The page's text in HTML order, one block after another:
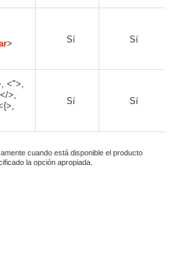
> Sí Sí
<">,
>,
Sí Sí
cuando está disponible el producto
la opción apropiada.